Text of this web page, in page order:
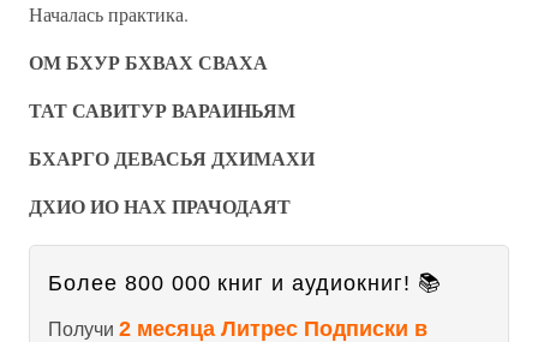
Началась практика.
ОМ БХУР БХВАХ СВАХА
ТАТ САВИТУР ВАРАИНЬЯМ
БХАРГО ДЕВАСЬЯ ДХИМАХИ
ДХИО ИО НАХ ПРАЧОДАЯТ
Более 800 000 книг и аудиокниг! 📚
Получи 2 месяца Литрес Подписки в